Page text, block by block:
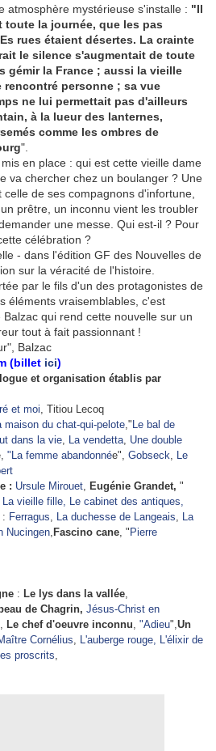
atmosphère mystérieuse s'installe : "Il
la journée, que les pas
rues étaient désertes. La crainte
le silence s'augmentait de toute
gémir la France ; aussi la vieille
rencontré personne ; sa vue
ne lui permettait pas d'ailleurs
à la lueur des lanternes,
comme les ombres de
".
en place : qui est cette vieille dame
va chercher chez un boulanger ? Une
de ses compagnons d'infortune,
prêtre, un inconnu vient les troubler
une messe. Qui est-il ? Pour
célébration ?
- dans l'édition GF des Nouvelles de
sur la véracité de l'histoire.
par le fils d'un des protagonistes de
éléments vraisemblables, c'est
qui rend cette nouvelle sur un
tout à fait passionnant !
Balzac
(billet ici)
et organisation établis par
et moi, Titiou Lecoq
maison du chat-qui-pelote," Le bal de
dans la vie, La vendetta, Une double
"La femme abandonnée", Gobseck, Le
: Ursule Mirouet, Eugénie Grandet, "
La vieille fille, Le cabinet des antiques,
: Ferragus, La duchesse de Langeais, La
Nucingen, Fascino cane, " Pierre
: Le lys dans la vallée,
de Chagrin, Jésus-Christ en
, Le chef d'oeuvre inconnu, "Adieu",Un
Cornélius, L'auberge rouge, L'élixir de
proscrits,